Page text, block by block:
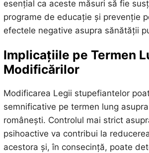
esențial ca aceste măsuri să fie
programe de educație și prevenție
efectele negative asupra sănătății
Implicațiile pe Termen
Modificărilor
Modificarea Legii stupefiantelor
semnificative pe termen lung
românești. Controlul mai strict
psihoactive va contribui la
acestora și, în consecință, poate